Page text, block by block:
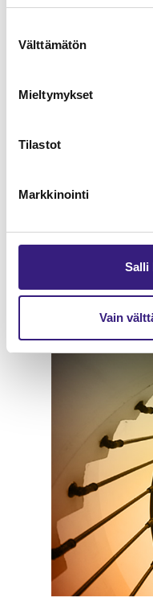
valinta
Välttämätön
Mieltymykset
Tilastot
Markkinointi
Salli
Vain
alasajo